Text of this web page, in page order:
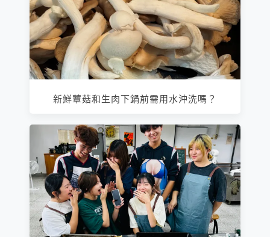
新鮮蕈菇和生肉下鍋前需用水沖洗嗎？